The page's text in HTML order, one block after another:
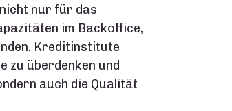
nur für das
im Backoffice,
Kreditinstitute
zu überdenken und
auch die Qualität